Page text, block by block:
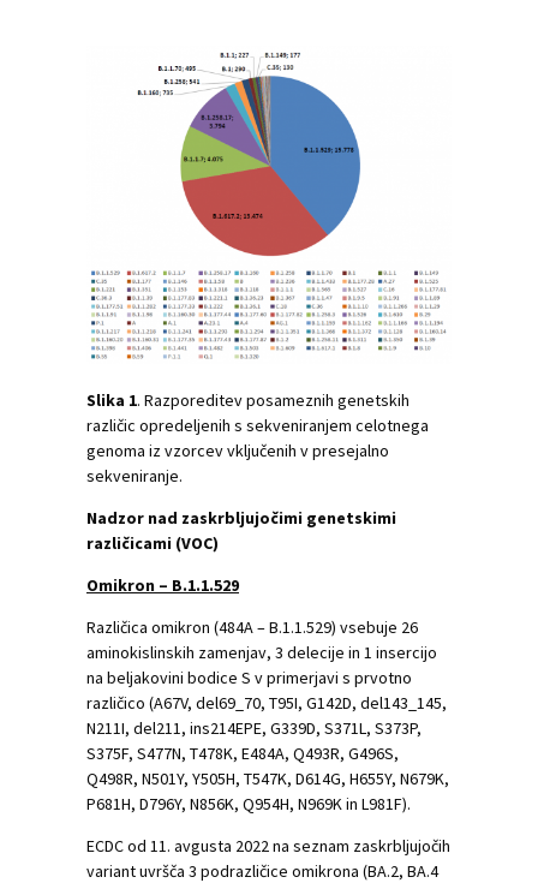
Slika 1. Razporeditev posameznih genetskih
različic opredeljenih s sekveniranjem celotnega
genoma iz vzorcev vključenih v presejalno
sekveniranje.
Nadzor nad zaskrbljujočimi genetskimi
različicami (VOC)
Omikron – B.1.1.529
Različica omikron (484A – B.1.1.529) vsebuje 26
aminokislinskih zamenjav, 3 delecije in 1 insercijo
na beljakovini bodice S v primerjavi s prvotno
različico (A67V, del69_70, T95I, G142D, del143_145,
N211I, del211, ins214EPE, G339D, S371L, S373P,
S375F, S477N, T478K, E484A, Q493R, G496S,
Q498R, N501Y, Y505H, T547K, D614G, H655Y, N679K,
P681H, D796Y, N856K, Q954H, N969K in L981F).
ECDC od 11. avgusta 2022 na seznam zaskrbljujočih
variant uvršča 3 podrazličice omikrona (BA.2, BA.4